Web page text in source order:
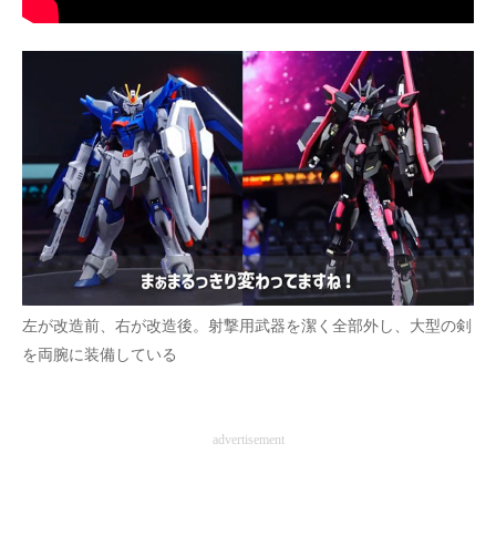
ITエンジニア向け専門サイト
企業向けIT製品の総合サイト
IT製品の技術・比較・事例
製造業のIT導入・活用を支援
モノづくり技術者専門サイト
エレクトロニクス専門サイト
エネルギーの専門メディア
左が改造前、右が改造後。射撃用武器を潔く全部外し、大型の剣
を両腕に装備している
advertisement